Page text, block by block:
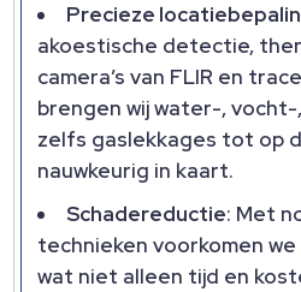
Precieze
akoestische detectie,
camera’s van FLIR en
brengen wij water-,
zelfs gaslekkages tot op
nauwkeurig in kaart.​
Schadereductie: Met
technieken voorkomen
wat niet alleen tijd en